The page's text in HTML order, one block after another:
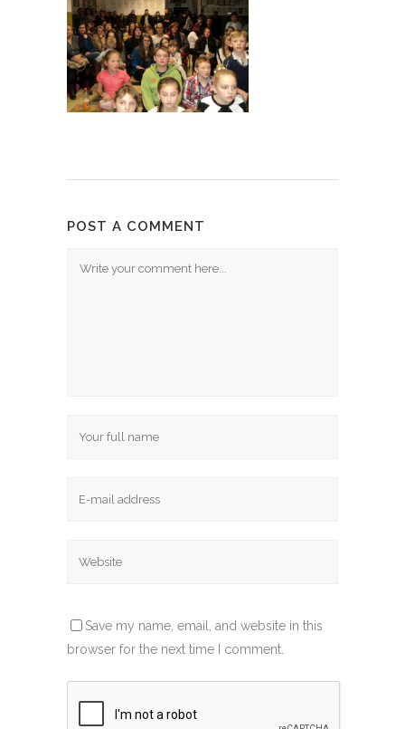
POST A COMMENT
Save my name, email, and website in this
browser for the next time I comment.